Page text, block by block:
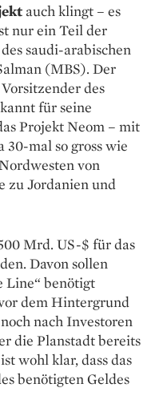
auch klingt – es
nur ein Teil der
saudi-arabischen
(MBS). Der
des
für seine
Projekt Neom – mit
mal so gross wie
von
zu Jordanien und
Mrd. US-$ für das
Davon sollen
Line“ benötigt
dem Hintergrund
nach Investoren
die Planstadt bereits
wohl klar, dass das
benötigten Geldes